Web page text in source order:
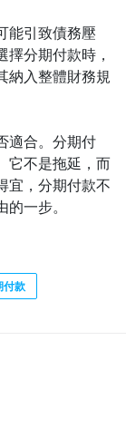
能引致債務壓
分期付款時，
納入整體財務規
適合。分期付
它不是拖延，而
宜，分期付款不
一步。
付款